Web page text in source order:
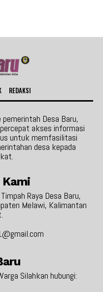
REDAKSI
Desa Baru,
akses informasi
untuk memfasilitasi
desa kepada
Raya Desa Baru,
Melawi, Kalimantan
Silahkan hubungi: